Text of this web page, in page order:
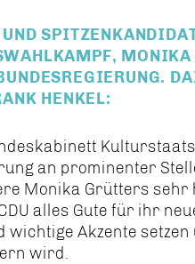
MONIKA
HENKEL:
an prominenter
Monika Grütters sehr
alles Gute für ihr
Akzente setzen
wird.